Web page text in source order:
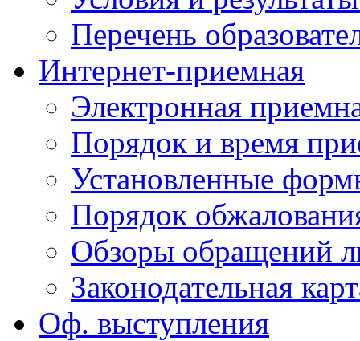
Перечень
Интернет-приемная
Электронная
Порядок и время
Установленные
Порядок
Обзоры обращений
Законодательная
Оф. выступления